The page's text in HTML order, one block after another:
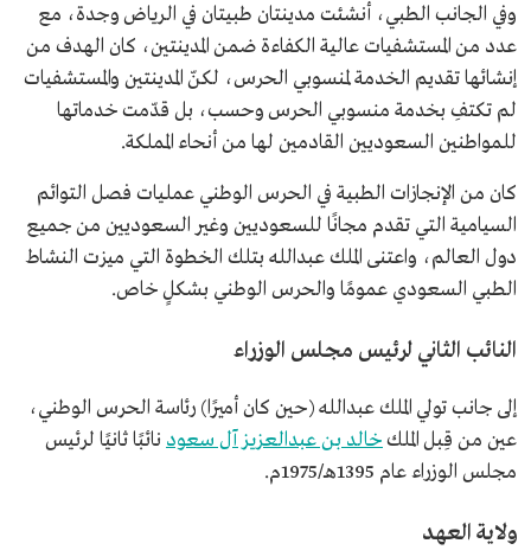
وفي الجانب الطبي، أنشئت مدينتان طبيتان في الرياض وجدة، مع
عدد من المستشفيات عالية الكفاءة ضمن المدينتين، كان الهدف من
إنشائها تقديم الخدمة لمنسوبي الحرس، لكنّ المدينتين والمستشفيات
لم تكتفِ بخدمة منسوبي الحرس وحسب، بل قدّمت خدماتها
للمواطنين السعوديين القادمين لها من أنحاء المملكة.
كان من الإنجازات الطبية في الحرس الوطني عمليات فصل التوائم
السيامية التي تقدم مجانًا للسعوديين وغير السعوديين من جميع
دول العالم، واعتنى الملك عبدالله بتلك الخطوة التي ميزت النشاط
الطبي السعودي عمومًا والحرس الوطني بشكلٍ خاص.
النائب الثاني لرئيس مجلس الوزراء
إلى جانب تولي الملك عبدالله (حين كان أميرًا) رئاسة الحرس الوطني،
عين من قِبل الملكخالد بن عبدالعزيز آل سعود نائبًا ثانيًا لرئيس
مجلس الوزراء عام 1395هـ/1975م.
ولاية العهد